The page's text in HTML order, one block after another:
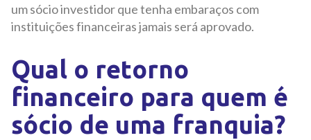
um sócio investidor que tenha embaraços com
instituições financeiras jamais será aprovado.
Qual o retorno
financeiro para quem é
sócio de uma franquia?